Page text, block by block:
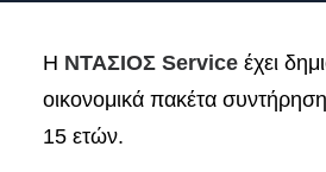
Η ΝΤΑΣΙΟΣ Service έχει
οικονομικά πακέτα
15 ετών.